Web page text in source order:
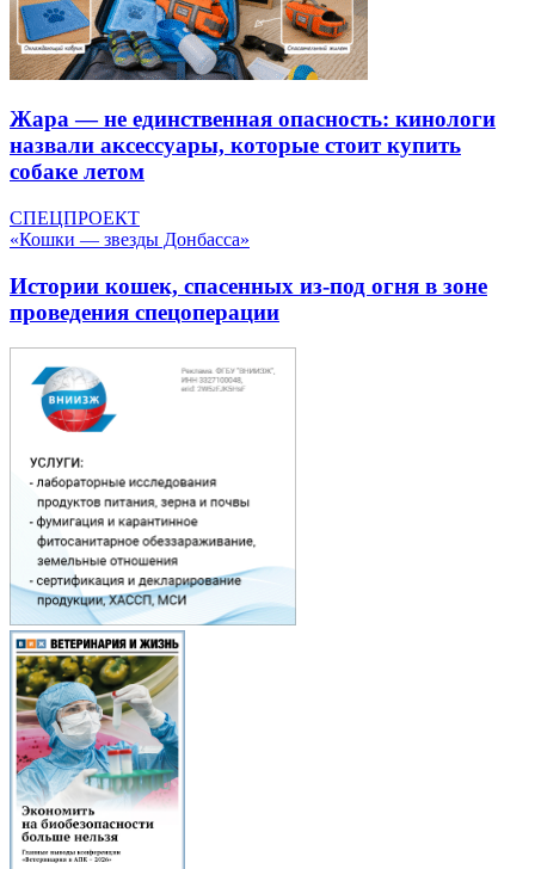
Жара — не единственная опасность: кинологи
назвали аксессуары, которые стоит купить
собаке летом
СПЕЦПРОЕКТ
«Кошки — звезды Донбасса»
Истории кошек, спасенных из-под огня в зоне
проведения спецоперации